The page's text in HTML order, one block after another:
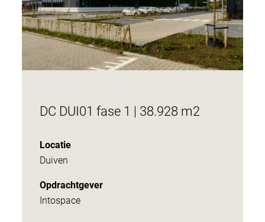
DC DUI01 fase 1 | 38.928 m2
Locatie
Duiven
Opdrachtgever
Intospace